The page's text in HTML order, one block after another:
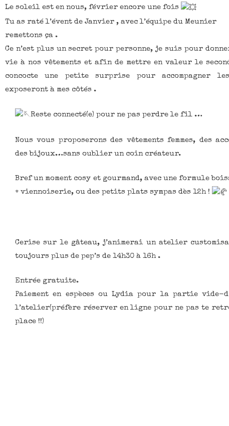
Le soleil est en nous, février encore une fois
Tu as raté l’évent de Janvier , avec l’équipe du Meunier
remettons ça .
Ce n’est plus un secret pour personne, je suis pour
vie à nos vêtements et afin de mettre en valeur le
concocte une petite surprise pour accompagner
exposeront à mes côtés .
Reste connecté(e) pour ne pas perdre le fil …
Nous vous proposerons des vêtements femmes, des
des bijoux…sans oublier un coin créateur.
Bref un moment cosy et gourmand, avec une formule
+ viennoiserie, ou des petits plats sympas dès 12h !
Cerise sur le gâteau, j’animerai un atelier
toujours plus de pep’s de 14h30 à 16h .
Entrée gratuite.
Paiement en espèces ou Lydia pour la partie vide-
l’atelier(préfère réserver en ligne pour ne pas te
place !!)